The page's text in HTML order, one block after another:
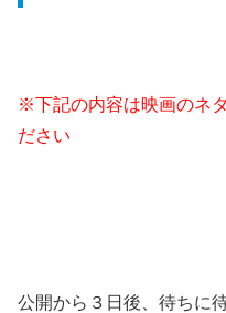
※下記の内容は映画のネ
ださい
公開から３日後、待ちに